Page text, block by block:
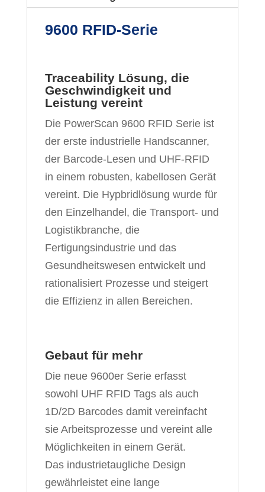
9600 RFID-Serie
Traceability Lösung, die
Geschwindigkeit und
Leistung vereint
Die PowerScan 9600 RFID Serie ist
der erste industrielle Handscanner,
der Barcode-Lesen und UHF-RFID
in einem robusten, kabellosen Gerät
vereint. Die Hypbridlösung wurde für
den Einzelhandel, die Transport- und
Logistikbranche, die
Fertigungsindustrie und das
Gesundheitswesen entwickelt und
rationalisiert Prozesse und steigert
die Effizienz in allen Bereichen.
Gebaut für mehr
Die neue 9600er Serie erfasst
sowohl UHF RFID Tags als auch
1D/2D Barcodes damit vereinfacht
sie Arbeitsprozesse und vereint alle
Möglichkeiten in einem Gerät.
Das industrietaugliche Design
gewährleistet eine lange